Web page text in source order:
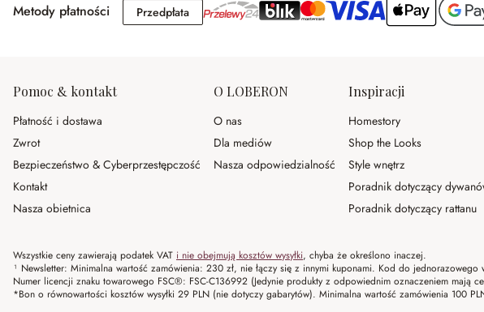
Metody płatności PrzedpłataPrzedpłata
Pomoc & kontakt
Płatność i dostawa
Zwrot
Bezpieczeństwo & Cyberprzestępczość
Kontakt
Nasza obietnica
O LOBERON
O nas
Dla mediów
Nasza odpowiedzialność
Inspiracji
Homestory
Shop the Looks
Style wnętrz
Poradnik dotyczący
Poradnik dotyczący rattanu
Wszystkie ceny zawierają podatek VAT i nie obejmują kosztów wysyłki, chyba że określono inaczej.
¹ Newsletter: Minimalna wartość zamówienia: 230 zł, nie łączy się z innymi kuponami. Kod do
Numer licencji znaku towarowego FSC®: FSC-C136992 (Jedynie produkty z odpowiednim oznaczeniem mają
*Bon o równowartości kosztów wysyłki 29 PLN (nie dotyczy gabarytów). Minimalna wartość zamówienia 100